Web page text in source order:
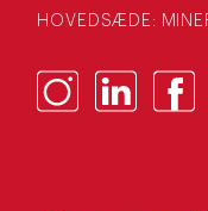
HOVEDSÆDE: